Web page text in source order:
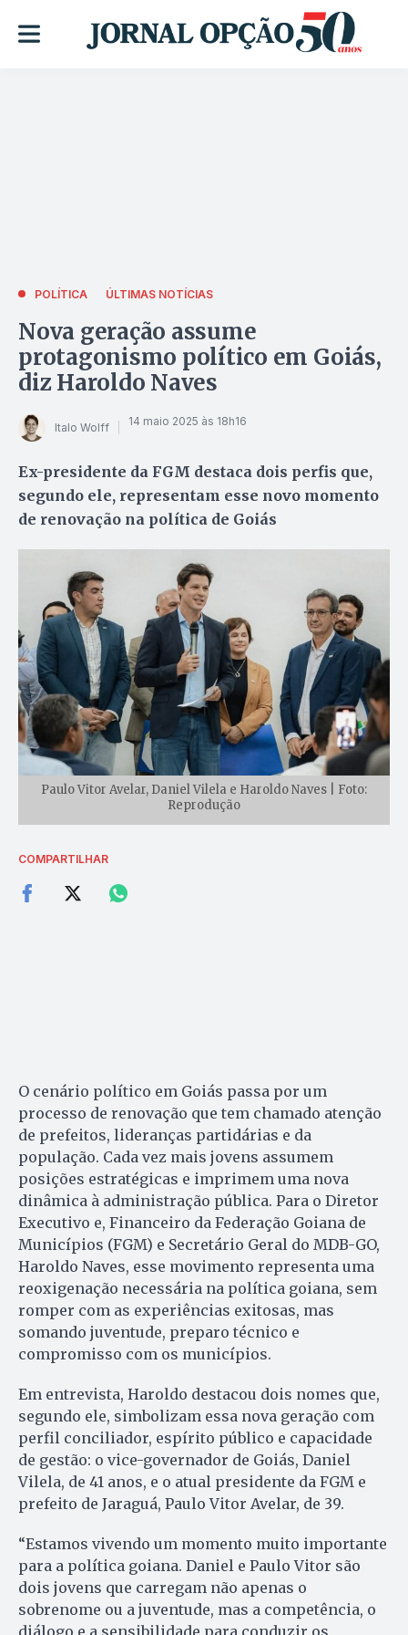
POLÍTICA ÚLTIMAS NOTÍCIAS
Nova geração assume
protagonismo político em Goiás,
diz Haroldo Naves
Italo Wolff 14 maio 2025 às 18h16
Ex-presidente da FGM destaca dois perfis que,
segundo ele, representam esse novo momento
de renovação na política de Goiás
Paulo Vitor Avelar, Daniel Vilela e Haroldo Naves | Foto:
Reprodução
COMPARTILHAR
O cenário político em Goiás passa por um
processo de renovação que tem chamado atenção
de prefeitos, lideranças partidárias e da
população. Cada vez mais jovens assumem
posições estratégicas e imprimem uma nova
dinâmica à administração pública. Para o Diretor
Executivo e, Financeiro da Federação Goiana de
Municípios (FGM) e Secretário Geral do MDB-GO,
Haroldo Naves, esse movimento representa uma
reoxigenação necessária na política goiana, sem
romper com as experiências exitosas, mas
somando juventude, preparo técnico e
compromisso com os municípios.
Em entrevista, Haroldo destacou dois nomes que,
segundo ele, simbolizam essa nova geração com
perfil conciliador, espírito público e capacidade
de gestão: o vice-governador de Goiás, Daniel
Vilela, de 41 anos, e o atual presidente da FGM e
prefeito de Jaraguá, Paulo Vitor Avelar, de 39.
“Estamos vivendo um momento muito importante
para a política goiana. Daniel e Paulo Vitor são
dois jovens que carregam não apenas o
sobrenome ou a juventude, mas a competência, o
diálogo e a sensibilidade para conduzir os